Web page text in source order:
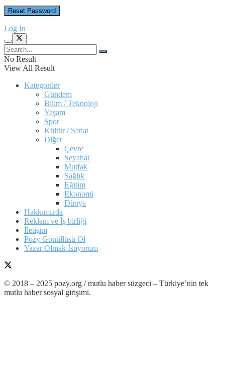
Log In
No Result
View All Result
Kategoriler
Gündem
Bilim / Teknoloji
Yaşam
Spor
Kültür / Sanat
Diğer
Çevre
Seyahat
Mutfak
Sağlık
Eğitim
Ekonomi
Dünya
Hakkımızda
Reklam ve İş birliği
İletişim
Pozy Gönüllüsü Ol
Yazar Olmak İstiyorum
© 2018 – 2025 pozy.org / mutlu haber süzgeci – Türkiye’nin tek
mutlu haber sosyal girişimi.